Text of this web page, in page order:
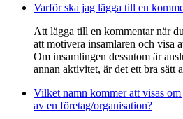
Varför ska jag lägga till en
Att lägga till en kommentar när
att motivera insamlaren och visa
Om insamlingen dessutom är
annan aktivitet, är det ett bra sätt
Vilket namn kommer att visas
av en företag/organisation?